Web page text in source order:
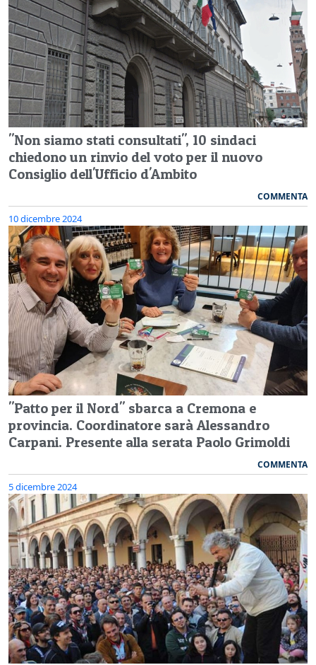
"Non siamo stati consultati", 10 sindaci
chiedono un rinvio del voto per il nuovo
Consiglio dell'Ufficio d'Ambito
COMMENTA
10 dicembre 2024
"Patto per il Nord" sbarca a Cremona e
provincia. Coordinatore sarà Alessandro
Carpani. Presente alla serata Paolo Grimoldi
COMMENTA
5 dicembre 2024